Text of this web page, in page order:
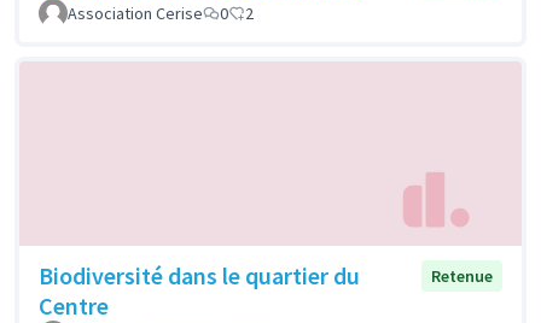
Association Cerise
0 2
Biodiversité dans le quartier du
Centre
Retenue